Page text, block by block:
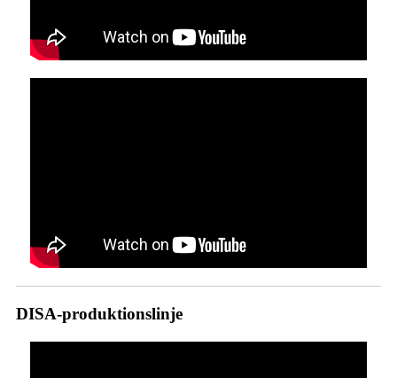
DISA-produktionslinje